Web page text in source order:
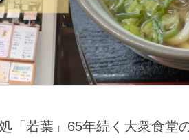
「若葉」65年続く大衆食堂